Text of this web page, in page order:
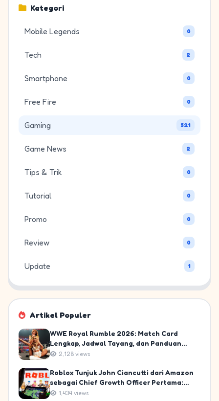
Kategori
Mobile Legends 0
Tech 2
Smartphone 0
Free Fire 0
Gaming 521
Game News 2
Tips & Trik 0
Tutorial 0
Promo 0
Review 0
Update 1
Artikel Populer
WWE Royal Rumble 2026: Match Card
Lengkap, Jadwal Tayang, dan Panduan
Nonton untuk Fans Indonesia
2,128 views
Roblox Tunjuk John Ciancutti dari Amazon
sebagai Chief Growth Officer Pertama:
Langkah Strategis Menuju 10% Pasar
1,434 views